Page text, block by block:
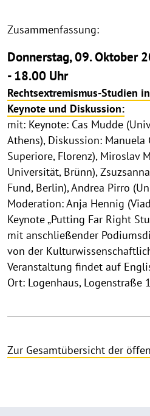
Zusammenfassung:
Donnerstag, 09. Oktober
- 18.00 Uhr
Rechtsextremismus-Studien
Keynote und Diskussion:
mit: Keynote: Cas Mudde
Athens), Diskussion: Manuela
Superiore, Florenz), Miroslav
Universität, Brünn),
Fund, Berlin), Andrea Pirro
Moderation: Anja Hennig
Keynote „Putting Far Right
mit anschließender
von der
Veranstaltung findet auf
Ort: Logenhaus, Logenstraße
Zur Gesamtübersicht der